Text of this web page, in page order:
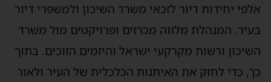
אלפי יחידות דיור לזכאי משרד השיכון ולמשפרי דיור
בעיר. המנהלת מלווה מכרזים ופרויקטים מול משרד
השיכון ורשות מקרקעי ישראל והיזמים הזוכים. בתוך
כך, כדי לחזק את האיתנות הכלכלית של העיר ולאור